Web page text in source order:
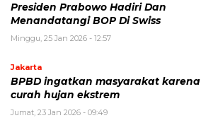
Presiden Prabowo Hadiri Dan
Menandatangi BOP Di Swiss
Minggu, 25 Jan 2026 - 12:57
Jakarta
BPBD ingatkan masyarakat karena
curah hujan ekstrem
Jumat, 23 Jan 2026 - 09:49